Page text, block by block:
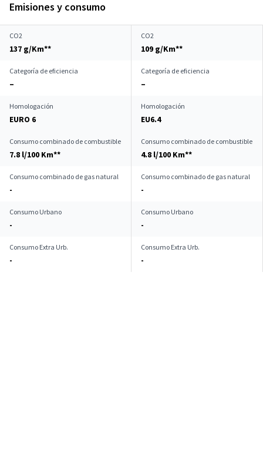
Emisiones y consumo
CO2
137 g/Km**
CO2
109 g/Km**
Categoría de eficiencia
–
Categoría de eficiencia
–
Homologación
EURO 6
Homologación
EU6.4
Consumo combinado de combustible
7.8 l/100 Km**
Consumo combinado de combustible
4.8 l/100 Km**
Consumo combinado de gas natural
-
Consumo combinado de gas natural
-
Consumo Urbano
-
Consumo Urbano
-
Consumo Extra Urb.
-
Consumo Extra Urb.
-